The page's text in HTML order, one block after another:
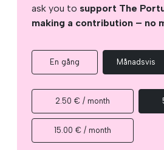
ask you to support The
making a contribution – no
En gång Månadsvis
2.50 € / month
15.00 € / month